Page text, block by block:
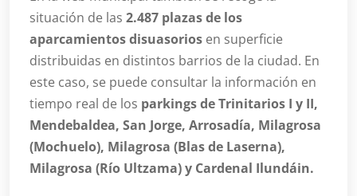
situación de las 2.487 plazas de los
aparcamientos disuasorios en superficie
distribuidas en distintos barrios de la ciudad. En
este caso, se puede consultar la información en
tiempo real de los parkings de Trinitarios I y II,
Mendebaldea, San Jorge, Arrosadía, Milagrosa
(Mochuelo), Milagrosa (Blas de Laserna),
Milagrosa (Río Ultzama) y Cardenal Ilundáin.